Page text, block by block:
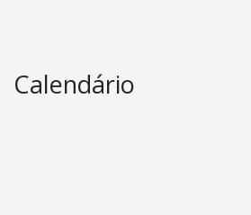
Calendário